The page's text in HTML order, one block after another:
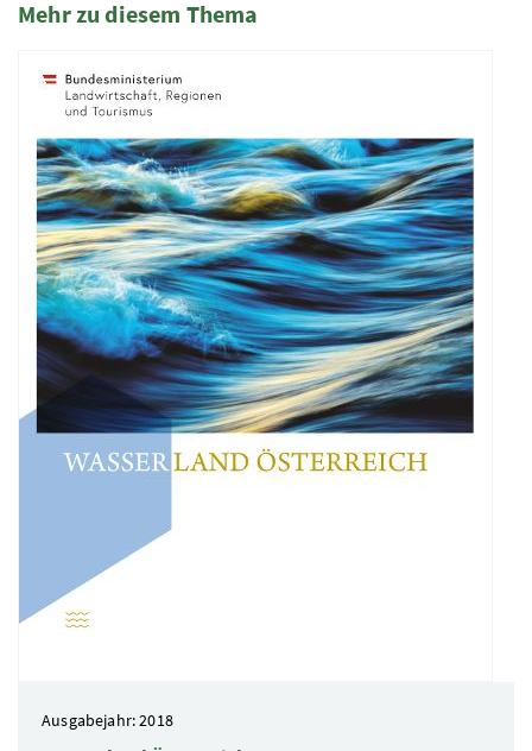
Mehr zu diesem Thema
Ausgabejahr: 2018